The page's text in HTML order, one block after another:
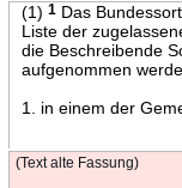
(1) 1Das
Liste der
die Beschreibende
aufgenommen
1. in einem der
(Text alte Fassung)